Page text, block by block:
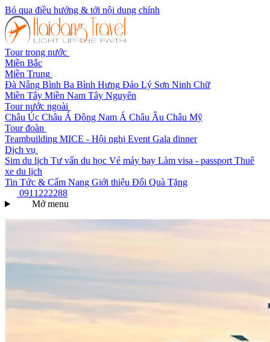
Bỏ qua điều hướng & tới nội dung chính
Tour trong nước
Miền Bắc
Miền Trung
Đà Nẵng Bình Ba Bình Hưng Đảo Lý Sơn Ninh Chữ
Miền Tây Miền Nam Tây Nguyên
Tour nước ngoài
Châu Úc Châu Á Đông Nam Á Châu Âu Châu Mỹ
Tour đoàn
Teambuilding MICE - Hội nghị Event Gala dinner
Dịch vụ
Sim du lịch Tư vấn du học Vé máy bay Làm visa - passport Thuê
xe du lịch
Tin Tức & Cẩm Nang Giới thiệu Đổi Quà Tặng
0911222288
Mở menu
Danh mục: Tour Mùa Đông Châu Úc
Tour Mùa Đông Châu Úc